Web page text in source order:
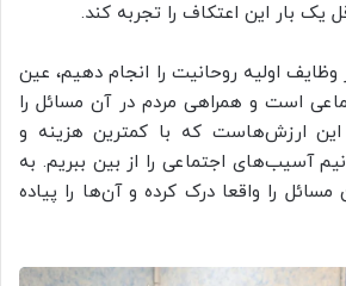
یک بار این اعتکاف را تجربه کند.
اولیه روحانیت را انجام دهیم، عین
است و همراهی مردم در آن مسائل را
این ارزش‌هاست که با کمترین هزینه و
آسیب‌های اجتماعی را از بین ببریم. به
را واقعا درک کرده و آن‌ها را پیاده